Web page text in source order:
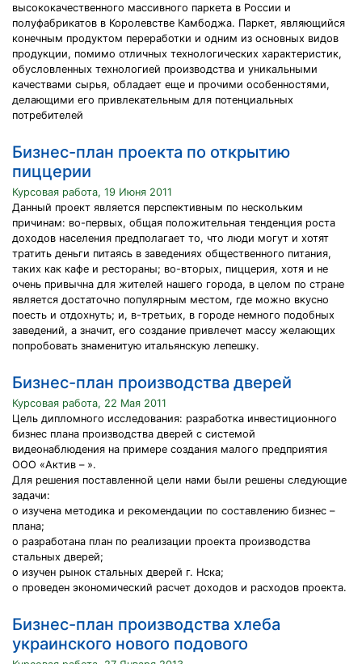
высококачественного массивного паркета в России и
полуфабрикатов в Королевстве Камбоджа. Паркет, являющийся
конечным продуктом переработки и одним из основных видов
продукции, помимо отличных технологических характеристик,
обусловленных технологией производства и уникальными
качествами сырья, обладает еще и прочими особенностями,
делающими его привлекательным для потенциальных
потребителей
Бизнес-план проекта по открытию
пиццерии
Курсовая работа, 19 Июня 2011
Данный проект является перспективным по нескольким
причинам: во-первых, общая положительная тенденция роста
доходов населения предполагает то, что люди могут и хотят
тратить деньги питаясь в заведениях общественного питания,
таких как кафе и рестораны; во-вторых, пиццерия, хотя и не
очень привычна для жителей нашего города, в целом по стране
является достаточно популярным местом, где можно вкусно
поесть и отдохнуть; и, в-третьих, в городе немного подобных
заведений, а значит, его создание привлечет массу желающих
попробовать знаменитую итальянскую лепешку.
Бизнес-план производства дверей
Курсовая работа, 22 Мая 2011
Цель дипломного исследования: разработка инвестиционного
бизнес плана производства дверей с системой
видеонаблюдения на примере создания малого предприятия
ООО «Актив – ».
Для решения поставленной цели нами были решены следующие
задачи:
o изучена методика и рекомендации по составлению бизнес –
плана;
o разработана план по реализации проекта производства
стальных дверей;
o изучен рынок стальных дверей г. Нска;
o проведен экономический расчет доходов и расходов проекта.
Бизнес-план производства хлеба
украинского нового подового